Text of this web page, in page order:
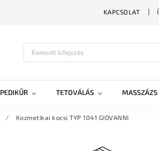
KAPCSOLAT
PEDIKŰR TETOVÁLÁS MASSZÁZS
/ Kozmetikai kocsi TYP 1041 GIOVANNI